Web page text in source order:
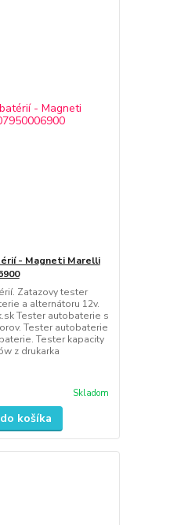
- Magneti Marelli
Zatazovy tester
a alternátoru 12v.
Tester autobaterie s
Tester autobaterie
Tester kapacity
z drukarka
Skladom
košíka